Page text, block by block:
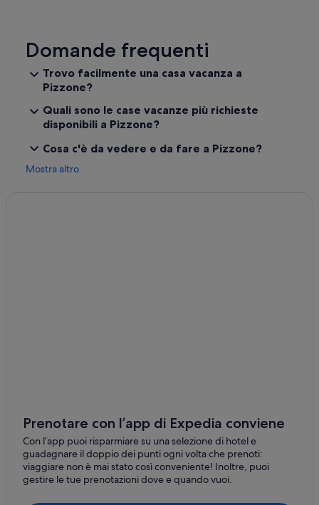
Domande frequenti
Trovo facilmente una casa vacanza a
Pizzone?
Quali sono le case vacanze più richieste
disponibili a Pizzone?
Cosa c'è da vedere e da fare a Pizzone?
Mostra altro
Prenotare con l’app di Expedia conviene
Con l’app puoi risparmiare su una selezione di hotel e
guadagnare il doppio dei punti ogni volta che prenoti:
viaggiare non è mai stato così conveniente! Inoltre, puoi
gestire le tue prenotazioni dove e quando vuoi.